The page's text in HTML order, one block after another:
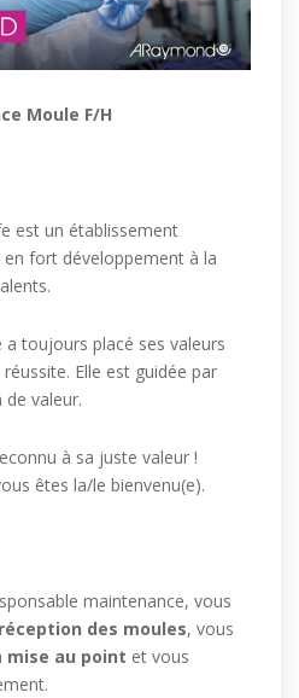
Moule F/H
est un établissement
fort développement à la
toujours placé ses valeurs
Elle est guidée par
de valeur.
à sa juste valeur !
êtes la/le bienvenu(e).
maintenance, vous
réception des moules, vous
mise au point et vous